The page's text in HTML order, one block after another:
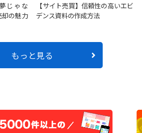
じゃな
の魅力
【サイト売買】信頼性の高いエビ
デンス資料の作成方法
もっと見る